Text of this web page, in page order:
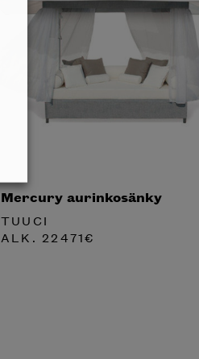
Mercury aurinkosänky
TUUCI
ALK. 22471€